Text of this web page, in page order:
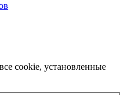
cookie, установленные